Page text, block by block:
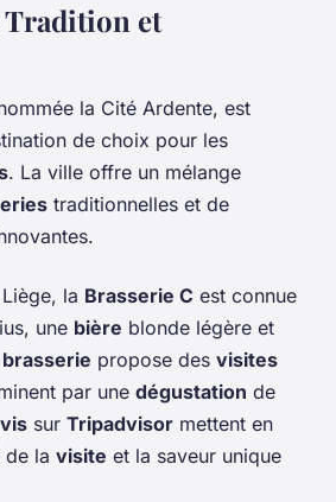
Tradition et
la Cité Ardente, est
de choix pour les
. La ville offre un mélange
traditionnelles et de
la Brasserie C est connue
une bière blonde légère et
brasserie propose des visites
par une dégustation de
sur Tripadvisor mettent en
de la visite et la saveur unique